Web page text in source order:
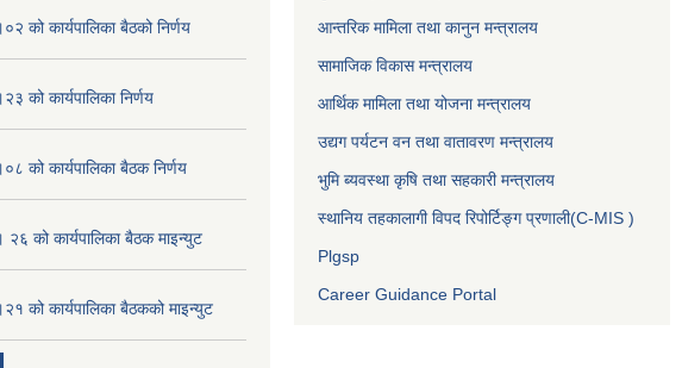
को कार्यपालिका बैठको निर्णय
को कार्यपालिका निर्णय
को कार्यपालिका बैठक निर्णय
को कार्यपालिका बैठक माइन्युट
को कार्यपालिका बैठकको माइन्युट
आन्तरिक मामिला तथा कानुन मन्त्रालय
सामाजिक विकास मन्त्रालय
आर्थिक मामिला तथा योजना मन्त्रालय
उद्यग पर्यटन वन तथा वातावरण मन्त्रालय
भुमि ब्यवस्था कृषि तथा सहकारी मन्त्रालय
स्थानिय तहकालागी विपद रिपोर्टिङ्ग प्रणाली(C-MIS )
Plgsp
Career Guidance Portal